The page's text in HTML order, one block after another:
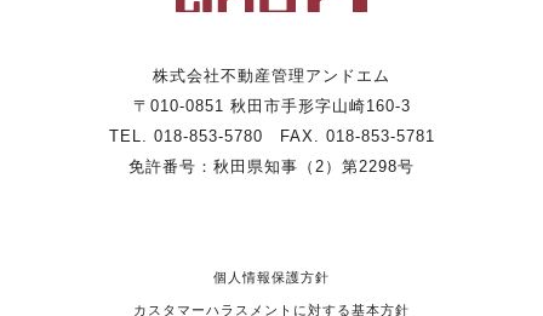
株式会社不動産管理アンドエム
〒010-0851 秋田市手形字山崎160-3
TEL. 018-853-5780 FAX. 018-853-5781
免許番号：秋田県知事（2）第2298号
個人情報保護方針
カスタマーハラスメントに対する基本方針